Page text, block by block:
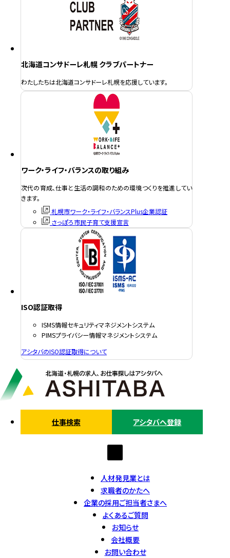
北海道コンサドーレ札幌 クラブパートナー
わたしたちは北海道コンサドーレ札幌を応援しています。
ワーク・ライフ・バランスの取り組み
次代の育成、仕事と生活の調和のための環境つくりを推進してい
きます。
札幌市ワーク・ライフ・バランスPlus企業認証
さっぽろ市民子育て支援宣言
ISO認証取得
ISMS情報セキュリティマネジメントシステム
PIMSプライバシー情報マネジメントシステム
アシタバのISO認証取得について
仕事検索 アシタバへ登録
人材発見業とは
求職者のかたへ
企業の採用ご担当者さまへ
よくあるご質問
お知らせ
会社概要
お問い合わせ